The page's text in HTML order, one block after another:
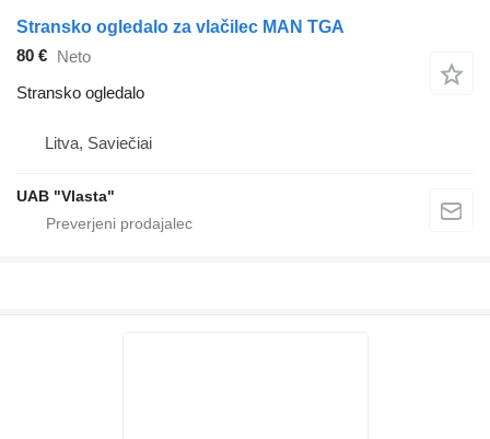
Stransko ogledalo za vlačilec MAN TGA
80 € Neto
Stransko ogledalo
Litva, Saviečiai
UAB "Vlasta"